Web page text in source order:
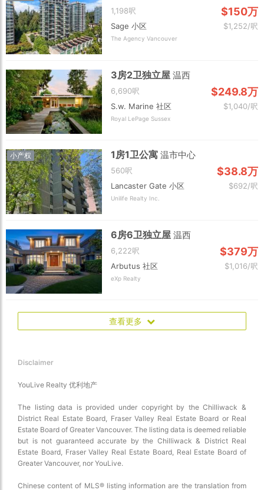
1,198呎 $150万
Sage 小区 $1,252/呎
The Agency Vancouver
3房2卫独立屋温西
6,690呎 $249.8万
S.w. Marine 社区 $1,040/呎
Royal LePage Sussex
小产权 1房1卫公寓温市中心
560呎 $38.8万
Lancaster Gate 小区 $692/呎
Unilife Realty Inc.
6房6卫独立屋温西
6,222呎 $379万
Arbutus 社区 $1,016/呎
eXp Realty
查看更多
Disclaimer
YouLive Realty 优利地产
The listing data is provided under copyright by the Chilliwack &
District Real Estate Board, Fraser Valley Real Estate Board or Real
Estate Board of Greater Vancouver. The listing data is deemed reliable
but is not guaranteed accurate by the Chilliwack & District Real
Estate Board, Fraser Valley Real Estate Board, Real Estate Board of
Greater Vancouver, nor YouLive.
Chinese content of MLS® listing information are the translation from